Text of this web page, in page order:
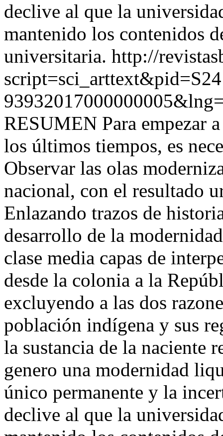
declive al que la
mantenido los contenidos
universitaria. http://
RESUMEN Para empezar
los últimos tiempos, es
Observar las olas
nacional, con el resultado
Enlazando trazos de
desarrollo de la
clase media capas de
desde la colonia a la
excluyendo a las dos
población indígena y sus
la sustancia de la naciente
genero una modernidad
único permanente y la
declive al que la